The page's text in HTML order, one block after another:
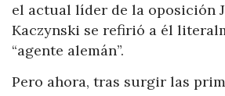
el actual líder de la oposición
Kaczynski se refirió a él
“agente alemán”.
Pero ahora, tras surgir las